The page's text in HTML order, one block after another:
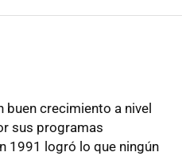
buen crecimiento a nivel
sus programas
1991 logró lo que ningún